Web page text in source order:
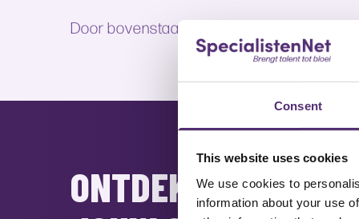
Consent
This website uses cookies
We use cookies to
information about your use
Door bovenstaande factoren mee in
ONTDEKKEN WAT